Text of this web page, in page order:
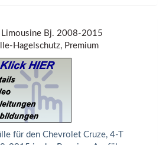
Bj. 2008-2015
Hagelschutz, Premium
für den Chevrolet Cruze, 4-T